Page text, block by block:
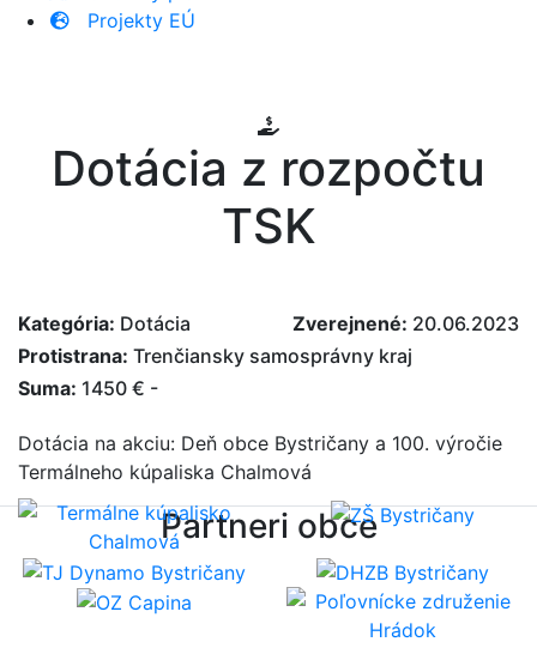
Projekty EÚ
Dotácia z rozpočtu
TSK
Zverejnené: 20.06.2023
Kategória: Dotácia
Protistrana: Trenčiansky samosprávny kraj
Suma: 1450 € -
Dotácia na akciu: Deň obce Bystričany a 100. výročie
Termálneho kúpaliska Chalmová
Partneri obce